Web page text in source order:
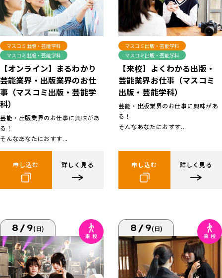
マスコミ出版・芸能学科
マスコミ出版・芸能学科
【オンライン】まるわかり
芸能業界・出版業界のお仕
事（マスコミ出版・芸能学
科）
芸能・出版業界のお仕事に興味があ
る！
そんなあなたにおすす...
申し込む 詳しく見る
マスコミ出版・芸能学科
マスコミ出版・芸能学科
【来校】よくわかる出版・
芸能業界お仕事（マスコミ
出版・芸能学科）
芸能・出版業界のお仕事に興味があ
る！
そんなあなたにおすす...
申し込む 詳しく見る
8/9(日) 8/9(日)